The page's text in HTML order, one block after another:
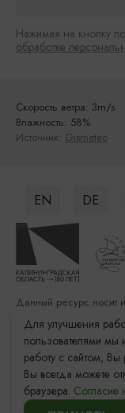
Нажимая на кнопку
обработке
Скорость ветра: 3m/s
Влажность: 58%
Источник: Gismeteo
EN DE
© 2011–2026
Калининградской
Данный ресурс носит
несет
сторонними
Разработка сайта:
Продвижение сайта:
Для улучшения
пользователями
работу с сайтом,
Вы всегда можете
браузера. Согласие